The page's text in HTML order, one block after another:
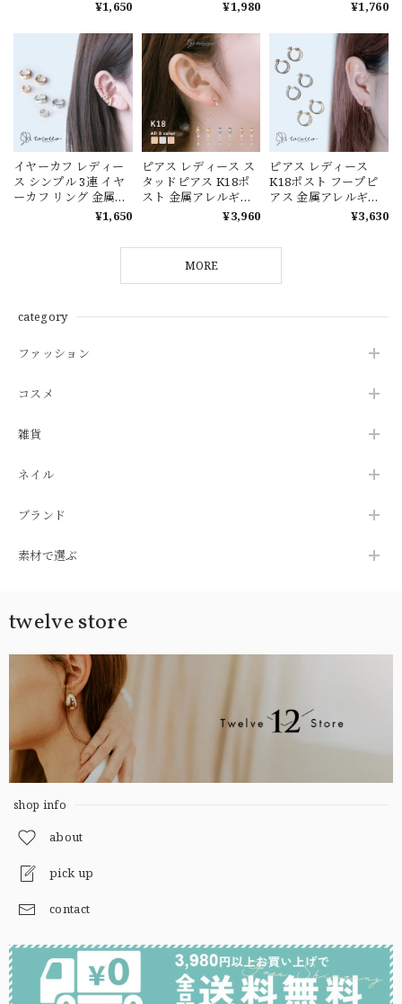
【tocotto】（トコッ
ト） 【公式】ピアス
レディース 韓国ピア
ス ピアス 20代 ピアス
30代 ピアス40代
【tw-mne-26】【イ
ヤーカフ】バレンタ
イン ホワイトデー
¥1,650
【tocotto】（トコッ
ト） 【公式】 ピアス
レディース 韓国ピア
ス イヤーカフ 20代 イ
ヤーカフ 30代 イヤー
カフ 40代 【tw-mne-
21】【イヤーカフ】
¥1,980
リー【tocotto】（ト
コット）【公式】ピ
アス レディース 韓国
ピアス イヤーカフ 20
代 イヤーカフ 30代 イ
ヤーカフ 40代 【tw-
mne-13】【イヤーカ
フ】バレンタイン ホ
ワイトデー
¥1,760
イヤーカフ レディー
ス シンプル 3連 イヤ
ーカフ リング 金属ア
レルギー ニッケルフ
ス イヤーカフ 20代 イ
カフ 40代 【tw-mne-
レンタイン ホワイト
¥1,650
ピアス レディース ス
タッドピアス K18ポ
スト 金属アレルギー
日本製 韓国ピアス ギ
フト【tocotto】（ト
アス レディース 韓国
ピアス ピアス 20代 ピ
アス 30代 ピアス 40代
ス】バレンタイン ホ
¥3,960
ピアス レディース
K18ポスト フープピ
アス 金属アレルギー
韓国ピアス ギフト
【tocotto】（トコッ
30代 ピアス 40代
アス】バレンタイン
¥3,630
MORE
category
ファッション
コスメ
雑貨
ネイル
ブランド
素材で選ぶ
twelve store
shop info
about
pick up
contact